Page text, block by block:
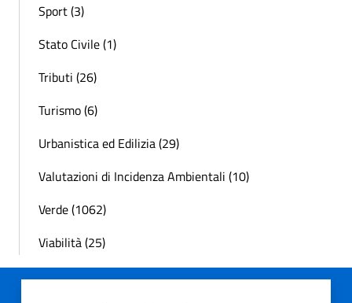
Sport (3)
Stato Civile (1)
Tributi (26)
Turismo (6)
Urbanistica ed Edilizia (29)
Valutazioni di Incidenza Ambientali (10)
Verde (1062)
Viabilità (25)